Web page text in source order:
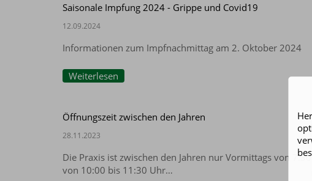
Saisonale Impfung 2024 - Grippe und Covid19
12.09.2024
Informationen zum Impfnachmittag am 2. Oktober 2024
Weiterlesen
Öffnungszeit zwischen den Jahren
28.11.2023
Die Praxis ist zwischen den Jahren nur Vormittags von
von 10:00 bis 11:30 Uhr…